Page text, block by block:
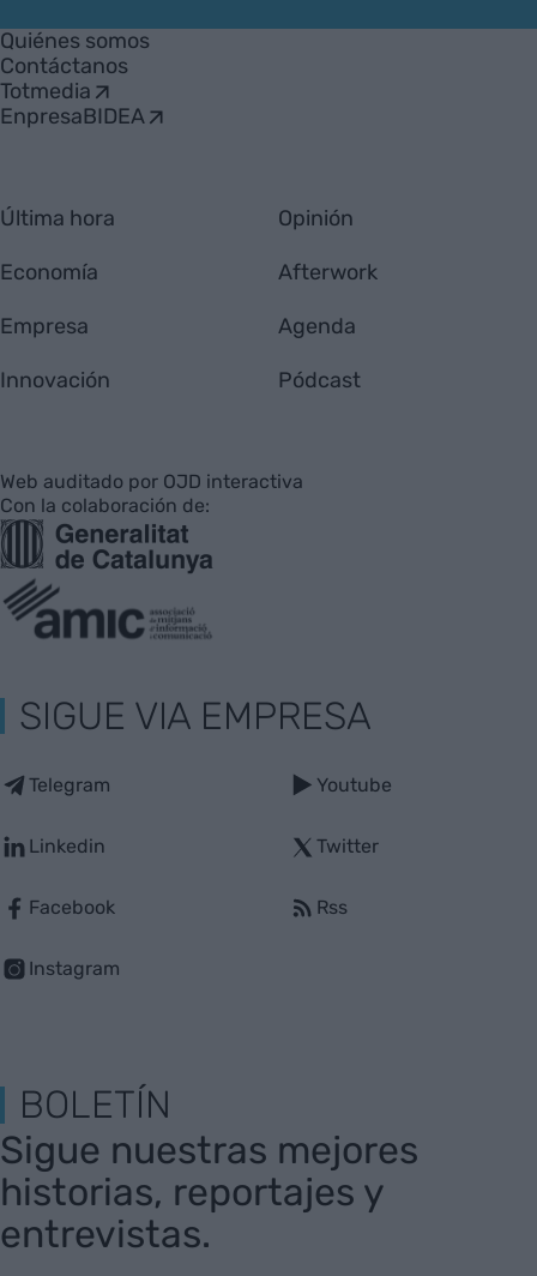
Empresa
Quiénes somos
Contáctanos
Totmedia
EnpresaBIDEA
Última hora
Economía
Empresa
Innovación
Opinión
Afterwork
Agenda
Pódcast
Web auditado por OJD interactiva
Con la colaboración de:
SIGUE VIA EMPRESA
Telegram
Linkedin
Facebook
Instagram
Youtube
Twitter
Rss
BOLETÍN
Sigue nuestras mejores
historias, reportajes y
entrevistas.